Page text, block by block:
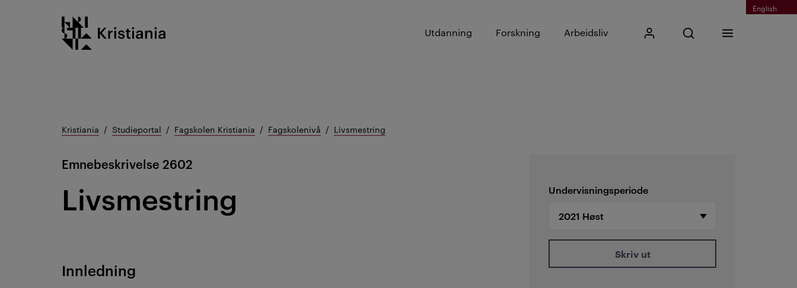
English
Kristiania logo
Utdanning Forskning Arbeidsliv Mitt KristianiaÅpne søk
Skriv inn søkefrase
Søk
Meny
Kristiania Studieportal Fagskolen Kristiania Fagskolenivå Livsmestring
Emnebeskrivelse 2602
Livsmestring Undervisningsperiode
Skriv ut
Innledning